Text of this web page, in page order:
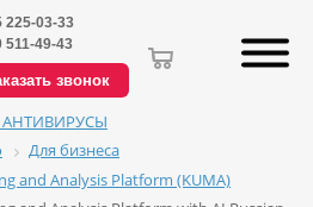
225-03-33
511-49-43
звонок
АНТИВИРУСЫ
Для бизнеса
and Analysis Platform (KUMA)